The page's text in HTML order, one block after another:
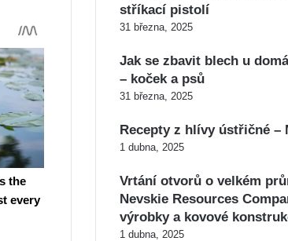
stříkací pistolí
31 března, 2025
Jak se zbavit blech u
– koček a psů
31 března, 2025
Recepty z hlívy ústřičné –
1 dubna, 2025
Vrtání otvorů o velkém
Nevskie Resources
výrobky a kovové
1 dubna, 2025